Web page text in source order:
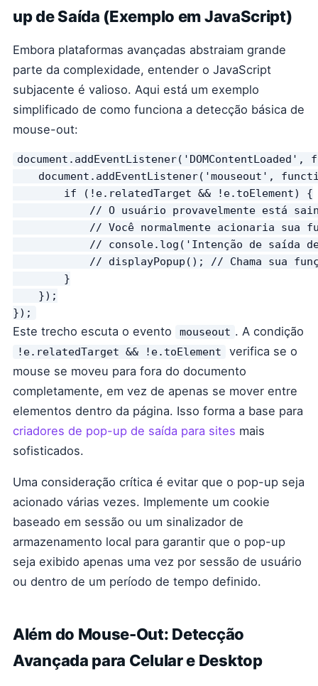
up de Saída (Exemplo em JavaScript)
Embora plataformas avançadas abstraiam grande
parte da complexidade, entender o JavaScript
subjacente é valioso. Aqui está um exemplo
simplificado de como funciona a detecção básica de
mouse-out:
document.addEventListener('mouseout',
        if (!e.relatedTarget && !e.toElement) {
// O usuário provavelmente está
// Você normalmente acionaria sua
// console.log('Intenção de saída
// displayPopup(); // Chama sua
        }
    });
});
Este trecho escuta o evento mouseout . A condição
!e.relatedTarget && !e.toElement
verifica se o
mouse se moveu para fora do documento
completamente, em vez de apenas se mover entre
elementos dentro da página. Isso forma a base para
criadores de pop-up de saída para sites mais
sofisticados.
Uma consideração crítica é evitar que o pop-up seja
acionado várias vezes. Implemente um cookie
baseado em sessão ou um sinalizador de
armazenamento local para garantir que o pop-up
seja exibido apenas uma vez por sessão de usuário
ou dentro de um período de tempo definido.
Além do Mouse-Out: Detecção
Avançada para Celular e Desktop